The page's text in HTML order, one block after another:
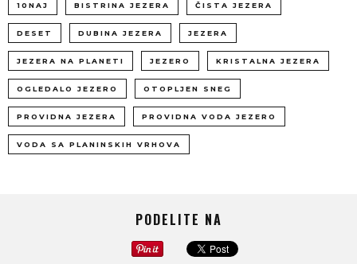
10NAJ BISTRINA JEZERA ČISTA JEZERA
DESET DUBINA JEZERA JEZERA
JEZERA NA PLANETI JEZERO KRISTALNA JEZERA
OGLEDALO JEZERO OTOPLJEN SNEG
PROVIDNA JEZERA PROVIDNA VODA JEZERO
VODA SA PLANINSKIH VRHOVA
PODELITE NA